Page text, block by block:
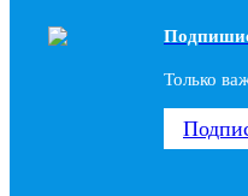
Только